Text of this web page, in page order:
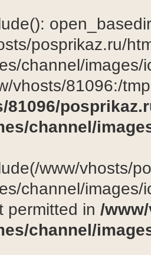
posprikaz.ru/
channel/
vhosts/81096:/
81096/
channel/
www/vhosts/
channel/
permitted in /
channel/